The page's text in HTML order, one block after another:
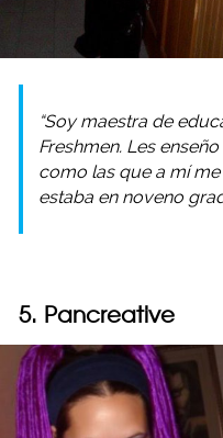
“Soy maestra de
Freshmen. Les
como las que a mí
estaba en noveno
5. Pancreative